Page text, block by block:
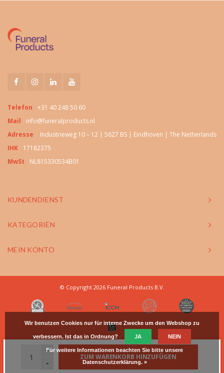
+
-
ZUM WARENKORB HINZUFÜGEN
Telefon
+31 40 248 50 60
Mail
info@funeralproducts.nl
Adresse
Industrieweg 10 – 12 | 5627 BS | Eindhoven | The Netherlands
IHK
17182375
MwSt
NL815330534B01
KUNDENDIENST
KATEGORIËN
MEIN KONTO
© Copyright 2026 Funeral Products B.V.
Wir benutzen Cookies nur für interne Zwecke um den Webshop zu
verbessern. Ist das in Ordnung? JA NEIN
Für weitere Informationen beachten Sie bitte unsere
Datenschutzerklärung. »